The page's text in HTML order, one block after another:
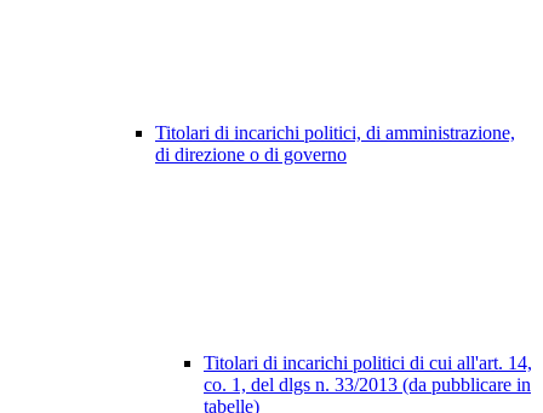
Titolari di incarichi politici, di amministrazione,
di direzione o di governo
Titolari di incarichi politici di cui all'art. 14,
co. 1, del dlgs n. 33/2013 (da pubblicare in
tabelle)